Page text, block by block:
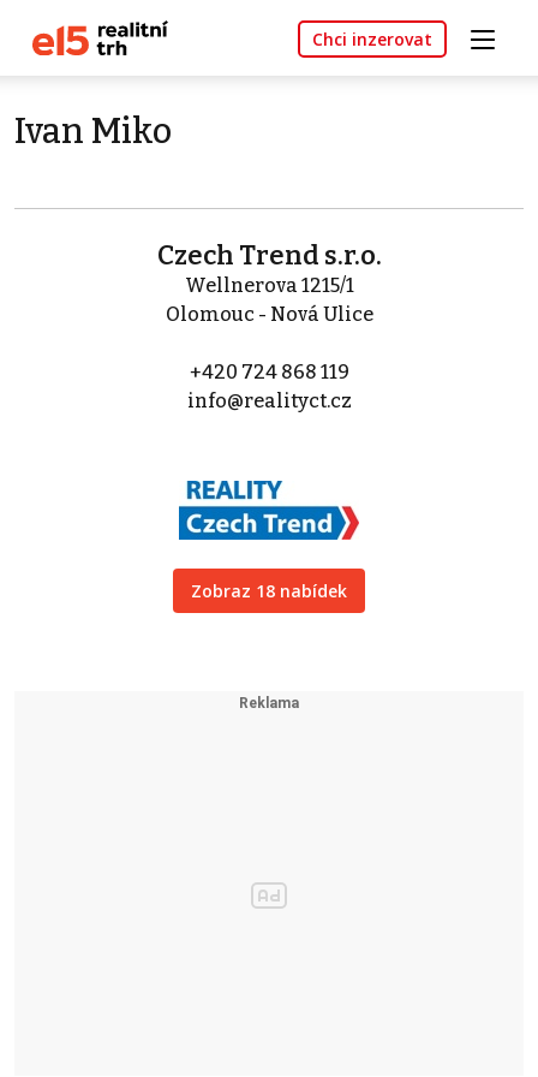
Chci inzerovat
Ivan Miko
Czech Trend s.r.o.
Wellnerova 1215/1
Olomouc - Nová Ulice
+420 724 868 119
info@realityct.cz
Zobraz 18 nabídek